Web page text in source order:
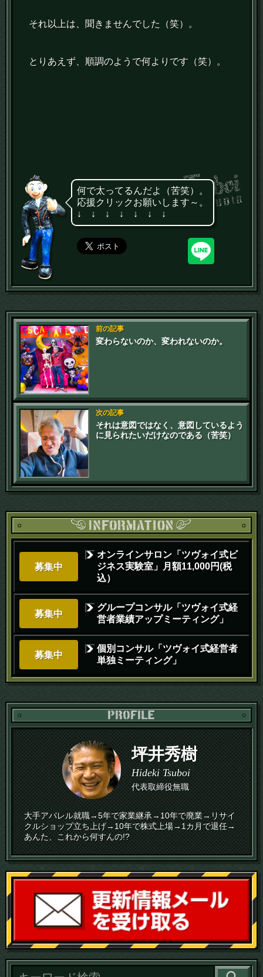
それ以上は、聞きませんでした（笑）。
とりあえず、順調のようで何よりです（笑）。
何で太ってるんだよ（苦笑）。
応援クリックお願いします～。
↓ ↓ ↓ ↓ ↓ ↓ ↓
前の記事
変わらないのか、変われないのか。
次の記事
それは意図ではなく、意図しているよう
に見られたいだけなのである（苦笑）
募集中
オンラインサロン「ツヴォイ式ビ
ジネス実験室」月額11,000円(税
込）
募集中
グループコンサル「ツヴォイ式経
営者業績アップミーティング」
募集中
個別コンサル「ツヴォイ式経営者
単独ミーティング」
坪井秀樹
Hideki Tsuboi
代表取締役無職
大手アパレル就職→5年で家業継承→10年で廃業→リサイ
クルショップ立ち上げ→10年で株式上場→1カ月で退任→
あんた、これから何すんの!?
読